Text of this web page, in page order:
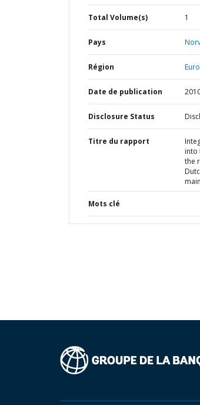
Total Volume(s) 1
Pays
Région
Date de publication
Disclosure Status
Titre du rapport
into
the
Mots clé